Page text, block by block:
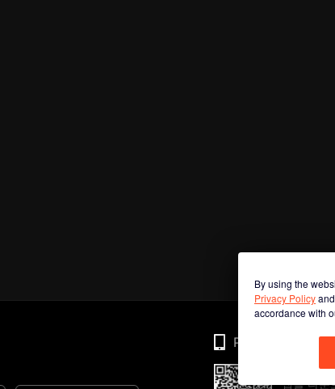
By using the
Privacy Policy
accordance with
Phone
앱을 다운